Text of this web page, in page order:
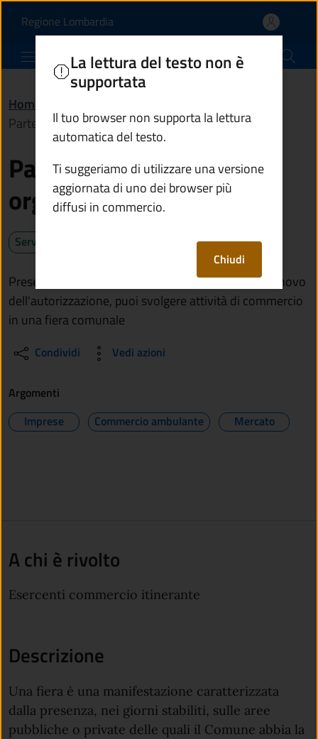
Partecipare a fiere
Regione Lombardia(apre in un'altra scheda).
Comune di Predore
Home
Partecipare a fiere organizzate dal Comune
Partecipare a fiere
organizzate dal Comune
Servizio attivo
Presentando la domanda di partecipazione o di rinnovo
dell'autorizzazione, puoi svolgere attività di commercio
in una fiera comunale
Condividi Vedi azioni
La lettura del testo non è
supportata
Il tuo browser non supporta la lettura
automatica del testo.
Ti suggeriamo di utilizzare una versione
aggiornata di uno dei browser più
diffusi in commercio.
Chiudi
Argomenti
Imprese
Commercio ambulante Mercato
A chi è rivolto
Esercenti commercio itinerante
Descrizione
Una fiera è una manifestazione caratterizzata
dalla presenza, nei giorni stabiliti, sulle aree
pubbliche o private delle quali il Comune abbia la